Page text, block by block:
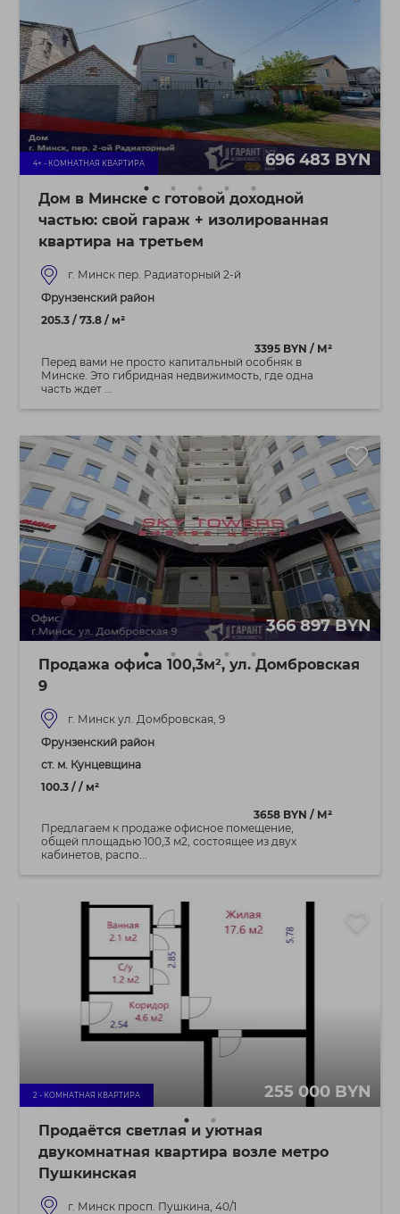
4+ - КОМНАТНАЯ КВАРТИРА 696 483 BYN
Дом в Минске с готовой доходной
частью: свой гараж + изолированная
квартира на третьем
г. Минск пер. Радиаторный 2-й
Фрунзенский район
205.3 / 73.8 / м²
3395 BYN / М²
Перед вами не просто капитальный особняк в
Минске. Это гибридная недвижимость, где одна
часть ждет ...
366 897 BYN
Продажа офиса 100,3м², ул. Домбровская
9
г. Минск ул. Домбровская, 9
Фрунзенский район
ст. м. Кунцевщина
100.3 / / м²
3658 BYN / М²
Предлагаем к продаже офисное помещение,
общей площадью 100,3 м2, состоящее из двух
кабинетов, распо...
2 - КОМНАТНАЯ КВАРТИРА 255 000 BYN
Продаётся светлая и уютная
двукомнатная квартира возле метро
Пушкинская
г. Минск просп. Пушкина, 40/1